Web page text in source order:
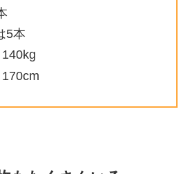
5本